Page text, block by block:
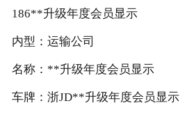
186**升级年度会员显示
内型：运输公司
名称：**升级年度会员显示
车牌：浙JD**升级年度会员显示